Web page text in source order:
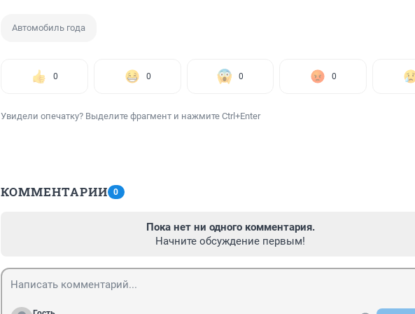
Автомобиль года
0 0 0 0
Увидели опечатку? Выделите фрагмент и нажмите Ctrl+Enter
КОММЕНТАРИИ 0
Пока нет ни одного комментария.
Начните обсуждение первым!